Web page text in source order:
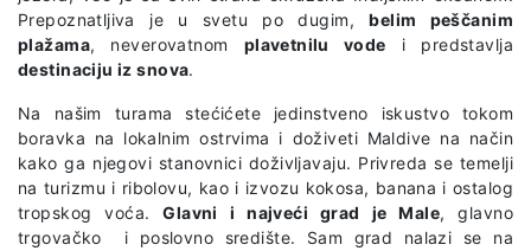
Prepoznatljiva je u svetu po dugim,belim peščanim
plažama, neverovatnom plavetnilu vode i predstavlja
destinaciju iz snova.
Na našim turama stećićete jedinstveno iskustvo tokom
boravka na lokalnim ostrvima i doživeti Maldive na način
kako ga njegovi stanovnici doživljavaju. Privreda se temelji
na turizmu i ribolovu, kao i izvozu kokosa, banana i ostalog
tropskog voća.Glavni i najveći grad je Male, glavno
trgovačko i poslovno središte. Sam grad nalazi se na